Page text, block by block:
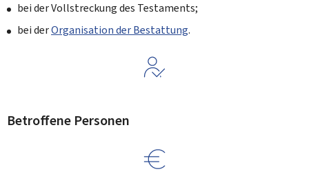
bei der Vollstreckung des Testaments;
bei derOrganisation der Bestattung.
Betroffene Personen